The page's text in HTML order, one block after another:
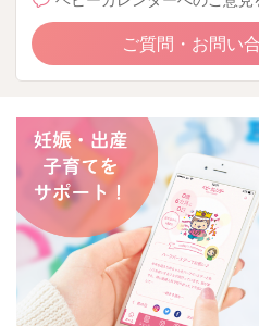
ご質問・お問い